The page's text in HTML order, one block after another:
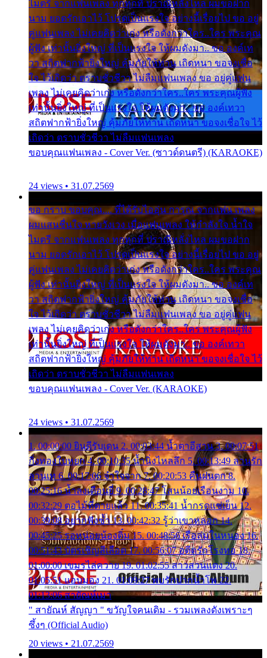
ไมตรี จากแฟนเพลง ทุกทุกที่ ปราณีหลั่งไหล ผมขอฝาก
นาม ยอดรักเอาไว้ โปรดเป็นแรงใจ อย่างนี้เรื่อยไป ขอ อยู่
คู่แฟนเพลง ไม่เคยคิดว่าเก่ง หรือดังกว่าใคร..ใคร พระคุณ
ผู้ฟัง เท่านั้นยิ่งใหญ่ ที่เป็นแรงใจ ให้ผมดังมา.. ขอ องค์เท
วา สถิตฟากฟ้ายิ่งใหญ่ คุ้มภัยให้ท่าน เถิดหนา ขอจงเชื่อ
ใจ ไว้เถิดว่า ตราบชั่วชีวา ไม่ลืมแฟนเพลง ขอ อยู่คู่แฟน
เพลง ไม่เคยคิดว่าเก่ง หรือดังกว่าใคร..ใคร พระคุณผู้ฟัง
เท่านั้นยิ่งใหญ่ ที่เป็นแรงใจ ให้ผมดังมา.. ขอ องค์เทวา
สถิตฟากฟ้ายิ่งใหญ่ คุ้มภัยให้ท่าน เถิดหนา ขอจงเชื่อใจ ไว้
เถิดว่า ตราบชั่วชีวา ไม่ลืมแฟนเพลง
ขอบคุณแฟนเพลง - Cover Ver. (ซาวด์ดนตรี) (KARAOKE)
24 views • 31.07.2569
ขอ กราบ ขอบคุณ.... ที่ได้รับไออุ่น การุณ จากแฟน เพลง
ผมแสนชื่นใจ หายวังเวง เมื่อแฟนเพลง ให้กำลังใจ น้ำใจ
ไมตรี จากแฟนเพลง ทุกทุกที่ ปราณีหลั่งไหล ผมขอฝาก
นาม ยอดรักเอาไว้ โปรดเป็นแรงใจ อย่างนี้เรื่อยไป ขอ อยู่
คู่แฟนเพลง ไม่เคยคิดว่าเก่ง หรือดังกว่าใคร..ใคร พระคุณ
ผู้ฟัง เท่านั้นยิ่งใหญ่ ที่เป็นแรงใจ ให้ผมดังมา.. ขอ องค์เท
วา สถิตฟากฟ้ายิ่งใหญ่ คุ้มภัยให้ท่าน เถิดหนา ขอจงเชื่อ
ใจ ไว้เถิดว่า ตราบชั่วชีวา ไม่ลืมแฟนเพลง ขอ อยู่คู่แฟน
เพลง ไม่เคยคิดว่าเก่ง หรือดังกว่าใคร..ใคร พระคุณผู้ฟัง
เท่านั้นยิ่งใหญ่ ที่เป็นแรงใจ ให้ผมดังมา.. ขอ องค์เทวา
สถิตฟากฟ้ายิ่งใหญ่ คุ้มภัยให้ท่าน เถิดหนา ขอจงเชื่อใจ ไว้
เถิดว่า ตราบชั่วชีวา ไม่ลืมแฟนเพลง
ขอบคุณแฟนเพลง - Cover Ver. (KARAOKE)
24 views • 31.07.2569
1. 00:00:00 ยินดีรับเดน 2. 00:03:44 น้ำตาอีสาน 3. 00:07:51
กิ่งทองใบหยก 4. 00:10:35 น้ำนิ่งไหลลึก 5. 00:13:49 ลานรัก
ลานเท 6. 00:17:06 จำใจจาก 7. 00:20:53 คืนฝนตก 8.
00:25:16 น้ำลงเดือนยี่ 9. 00:28:47 โสนน้อยเรือนงาม 10.
00:32:29 ตอไม้ที่ตายแล้ว 11. 00:35:41 น้ำกรดแช่เย็น 12.
00:39:08 อยากฟังซ้ำ 13. 00:42:32 รู้ว่าเขาหลอก 14.
00:45:25 รอหน่อยน้องติ๋ม 15. 00:48:56 เรือล่มในหนอง 16.
00:51:43 บัตรเชิญสีเลือด 17. 00:56:07 อดีตรักโรงทอ 18.
01:00:00 เขมรไล่ควาย 19. 01:02:55 สาวสวนแตง 20.
01:05:51 แอบมอง 21. 01:09:27 พบรักปากน้ำโพ 22.
01:13:06 สายัณห์เมา
" สายัณห์ สัญญา " ขวัญใจคนเดิม - รวมเพลงดังเพราะๆ
ซึ้งๆ (Official Audio)
20 views • 21.07.2569